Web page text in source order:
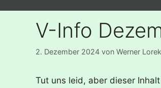
V-Info
2. Dezember 2024 von Werner Lorek
Tut uns leid, aber dieser